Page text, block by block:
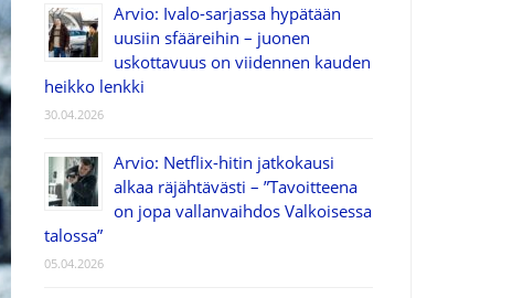
Arvio: Ivalo-sarjassa hypätään
uusiin sfääreihin – juonen
uskottavuus on viidennen kauden
heikko lenkki
30.04.2026
Arvio: Netflix-hitin jatkokausi
alkaa räjähtävästi – ”Tavoitteena
on jopa vallanvaihdos Valkoisessa
talossa”
05.04.2026